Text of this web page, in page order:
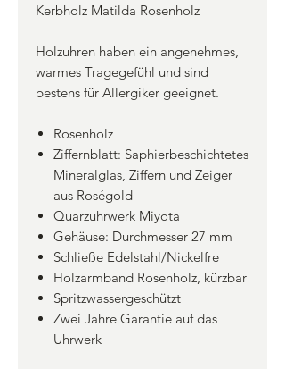
Kerbholz Matilda Rosenholz
Holzuhren haben ein angenehmes,
warmes Tragegefühl und sind
bestens für Allergiker geeignet.
Rosenholz
Ziffernblatt: Saphierbeschichtetes
Mineralglas, Ziffern und Zeiger
aus Roségold
Quarzuhrwerk Miyota
Gehäuse: Durchmesser 27 mm
Schließe Edelstahl/Nickelfre
Holzarmband Rosenholz, kürzbar
Spritzwassergeschützt
Zwei Jahre Garantie auf das
Uhrwerk